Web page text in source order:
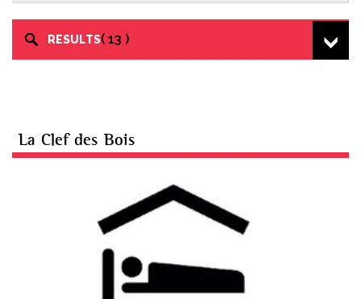
RESULTS 13
La Clef des Bois